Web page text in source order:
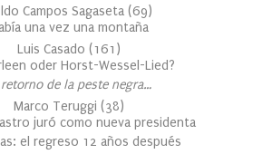
Campos Sagaseta (69)
una vez una montaña
Luis Casado (161 )
oder Horst-Wessel-Lied?
retorno de la peste negra…
Marco Teruggi (38)
juró como nueva presidenta
el regreso 12 años después